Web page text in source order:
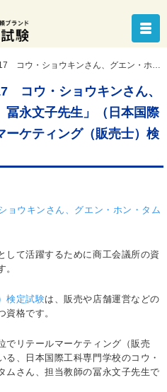
ムさん、冨永文子先生」（日本国際工科専門学校。リテールマーケティング（販売士）検定）
コウ・ショウキンさん、
冨永文子先生」（日本国際
ーケティング（販売士）検
ウキンさん、グエン・ホン・タム
して活躍するために商工会議所の資
検定試験は、販売や店舗運営などの
格です。
でリテールマーケティング（販売
、日本国際工科専門学校のコウ・
ムさん、担当教師の冨永文子先生で